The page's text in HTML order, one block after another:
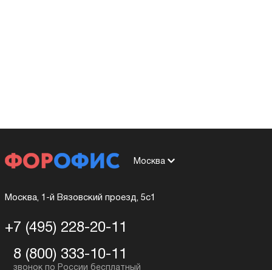
Москва
Москва, 1-й Вязовский проезд, 5с1
+7 (495) 228-20-11
8 (800) 333-10-11